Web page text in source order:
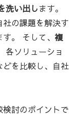
洗い出します。
の課題を解決す
。 そして、 複
各ソリューショ
どを比較し、自社
討のポイントで